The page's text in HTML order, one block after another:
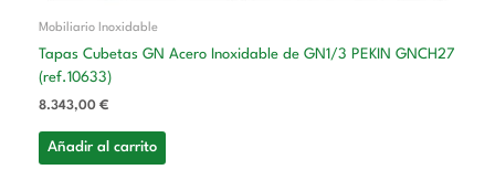
Mobiliario Inoxidable
Tapas Cubetas GN Acero Inoxidable de GN1/3 PEKIN GNCH27
(ref.10633)
8.343,00 €
Añadir al carrito